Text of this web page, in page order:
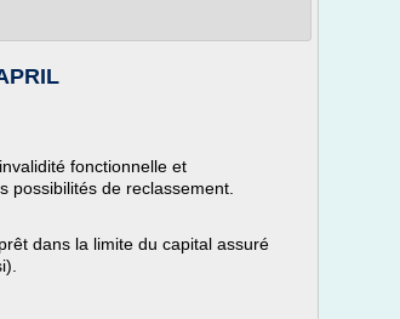
fonctionnelle et
possibilités de reclassement.
dans la limite du capital assuré